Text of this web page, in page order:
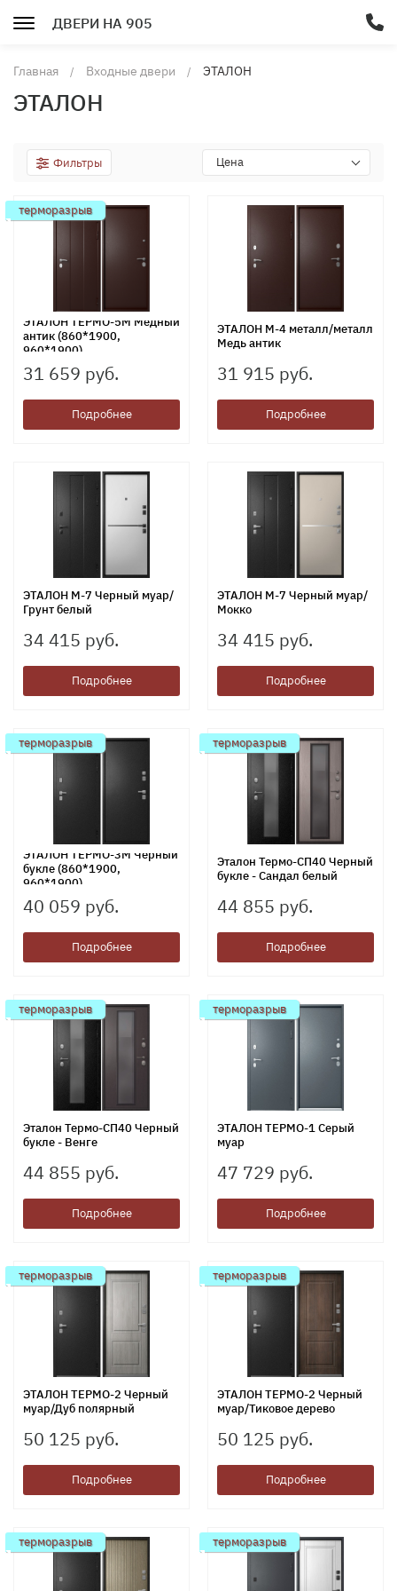
ДВЕРИ НА 905
Главная Входные двери ЭТАЛОН
ЭТАЛОН
Фильтры Цена
терморазрыв
ЭТАЛОН ТЕРМО-5М Медный
антик (860*1900,
960*1900)
31 659 руб.
Подробнее
ЭТАЛОН М-4 металл/металл
Медь антик
31 915 руб.
Подробнее
ЭТАЛОН М-7 Черный муар/
Грунт белый
34 415 руб.
Подробнее
ЭТАЛОН М-7 Черный муар/
Мокко
34 415 руб.
Подробнее
терморазрыв
ЭТАЛОН ТЕРМО-3М Черный
букле (860*1900,
960*1900)
40 059 руб.
Подробнее
терморазрыв
Эталон Термо-СП40 Черный
букле - Сандал белый
44 855 руб.
Подробнее
терморазрыв
Эталон Термо-СП40 Черный
букле - Венге
44 855 руб.
Подробнее
терморазрыв
ЭТАЛОН ТЕРМО-1 Серый
муар
47 729 руб.
Подробнее
терморазрыв
ЭТАЛОН ТЕРМО-2 Черный
муар/Дуб полярный
50 125 руб.
Подробнее
терморазрыв
ЭТАЛОН ТЕРМО-2 Черный
муар/Тиковое дерево
50 125 руб.
Подробнее
терморазрыв терморазрыв